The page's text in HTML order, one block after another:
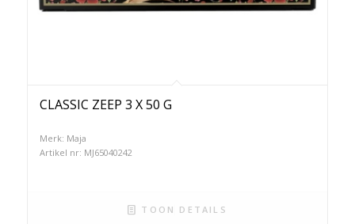
CLASSIC ZEEP 3 X 50 G
Merk: Maja
Artikel nr: MJ65040242
TOON DETAILS